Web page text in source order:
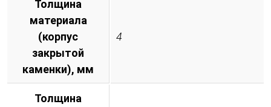
Толщина
материала
(корпус
закрытой
каменки), мм
4
Толщина